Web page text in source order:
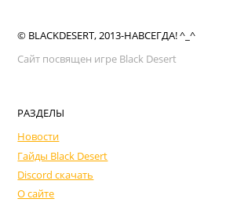
© BLACKDESERT, 2013-НАВСЕГДА! ^_^
Сайт посвящен игре Black Desert
РАЗДЕЛЫ
Новости
Гайды Black Desert
Discord скачать
О сайте